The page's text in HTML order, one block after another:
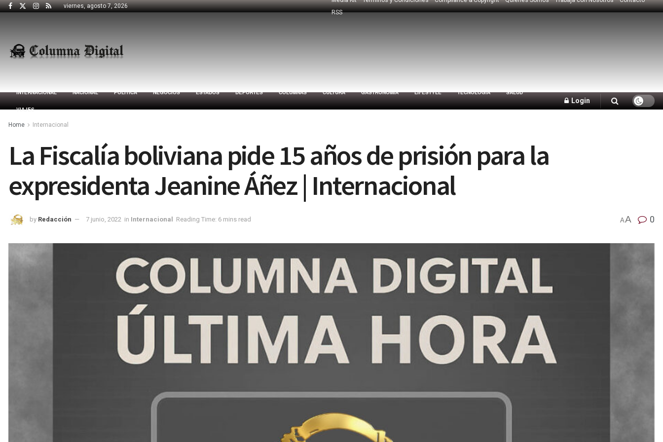
viernes, agosto 7, 2026
RSS
INTERNACIONAL NACIONAL POLÍTICA NEGOCIOS ESTADOS DEPORTES COLUMNAS CULTURA GASTRONOMÍA LIFESTYLE TECNOLOGÍA SALUD
VIAJES
Login
Home Internacional
La Fiscalía boliviana pide 15 años de prisión para la
expresidenta Jeanine Áñez | Internacional
by Redacción 7 junio, 2022 in Internacional Reading Time: 6 mins read AA 0